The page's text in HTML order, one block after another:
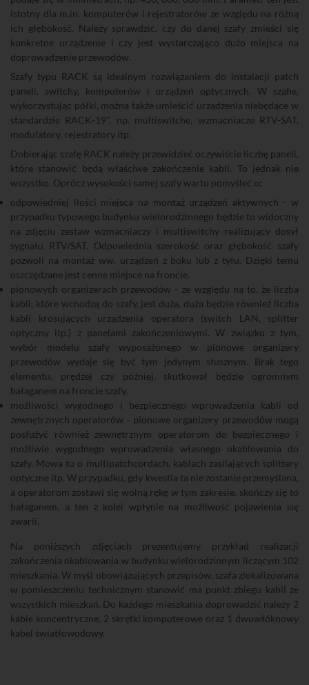
istotny dla m.in. komputerów i rejestratorów ze względu na różną
ich głębokość. Należy sprawdzić, czy do danej szafy zmieści się
konkretne urządzenie i czy jest wystarczająco dużo miejsca na
doprowadzenie przewodów.
Szafy typu RACK są idealnym rozwiązaniem do instalacji patch
paneli, switchy, komputerów i urządzeń optycznych. W szafie,
wykorzystując półki, można także umieścić urządzenia niebędące w
standardzie RACK-19", np. multiswitche, wzmacniacze RTV-SAT,
modulatory, rejestratory itp.
Dobierając szafę RACK należy przewidzieć oczywiście liczbę paneli,
które stanowić będą właściwe zakończenie kabli. To jednak nie
wszystko. Oprócz wysokości samej szafy warto pomyśleć o:
odpowiedniej ilości miejsca na montaż urządzeń aktywnych - w
przypadku typowego budynku wielorodzinnego będzie to widoczny
na zdjęciu zestaw wzmacniaczy i multiswitchy realizujący dosył
sygnału RTV/SAT. Odpowiednia szerokość oraz głębokość szafy
pozwoli na montaż ww. urządzeń z boku lub z tyłu. Dzięki temu
oszczędzane jest cenne miejsce na froncie.
pionowych organizerach przewodów - ze względu na to, że liczba
kabli, które wchodzą do szafy, jest duża, duża będzie również liczba
kabli krosujących urządzenia operatora (switch LAN, splitter
optyczny itp.) z panelami zakończeniowymi. W związku z tym,
wybór modelu szafy wyposażonego w pionowe organizery
przewodów wydaje się być tym jedynym słusznym. Brak tego
elementu, prędzej czy później, skutkował będzie ogromnym
bałaganem na froncie szafy.
możliwości wygodnego i bezpiecznego wprowadzenia kabli od
zewnętrznych operatorów - pionowe organizery przewodów mogą
posłużyć również zewnętrznym operatorom do bezpiecznego i
możliwie wygodnego wprowadzenia własnego okablowania do
szafy. Mowa tu o multipatchcordach, kablach zasilających splittery
optyczne itp. W przypadku, gdy kwestia ta nie zostanie przemyślana,
a operatorom zostawi się wolną rękę w tym zakresie, skończy się to
bałaganem, a ten z kolei wpłynie na możliwość pojawienia się
awarii.
Na poniższych zdjęciach prezentujemy przykład realizacji
zakończenia okablowania w budynku wielorodzinnym liczącym 102
mieszkania. W myśl obowiązujących przepisów, szafa zlokalizowana
w pomieszczeniu technicznym stanowić ma punkt zbiegu kabli ze
wszystkich mieszkań. Do każdego mieszkania doprowadzić należy 2
kable koncentryczne, 2 skrętki komputerowe oraz 1 dwuwłóknowy
kabel światłowodowy.